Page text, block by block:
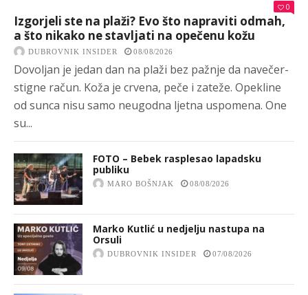
0
Izgorjeli ste na plaži? Evo što napraviti odmah,
a što nikako ne stavljati na opečenu kožu
DUBROVNIK INSIDER 08/08/2026
Dovoljan je jedan dan na plaži bez pažnje da navečer-
stigne račun. Koža je crvena, peče i zateže. Opekline
od sunca nisu samo neugodna ljetna uspomena. One
su...
FOTO – Bebek rasplesao lapadsku
publiku
MARO BOŠNJAK 08/08/2026
Marko Kutlić u nedjelju nastupa na
Orsuli
DUBROVNIK INSIDER 07/08/2026